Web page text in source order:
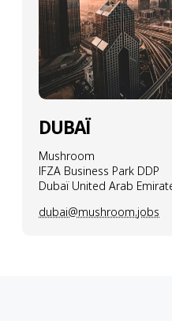
DUBAÏ
Mushroom
IFZA Business Park DDP
Dubaï United Arab
dubai@mushroom.jobs